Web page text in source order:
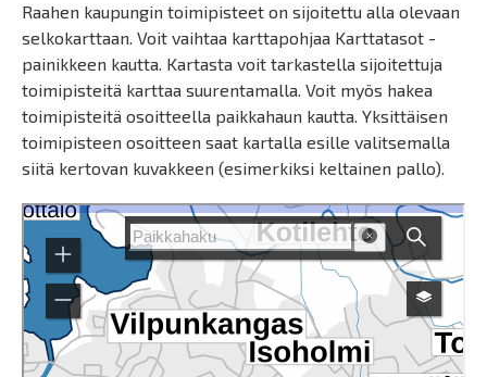
Raahen kaupungin toimipisteet on sijoitettu alla olevaan
selkokarttaan. Voit vaihtaa karttapohjaa Karttatasot -
painikkeen kautta. Kartasta voit tarkastella sijoitettuja
toimipisteitä karttaa suurentamalla. Voit myös hakea
toimipisteitä osoitteella paikkahaun kautta. Yksittäisen
toimipisteen osoitteen saat kartalla esille valitsemalla
siitä kertovan kuvakkeen (esimerkiksi keltainen pallo).